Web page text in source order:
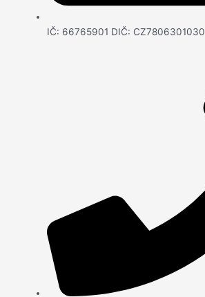
IČ: 66765901 DIČ: CZ7806301030